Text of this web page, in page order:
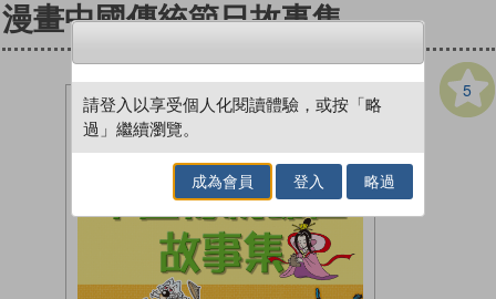
漫畫中國傳統節日故事集
5
請登入以享受個人化閱讀體驗，或按「略
過」繼續瀏覽。
成為會員 登入 略過